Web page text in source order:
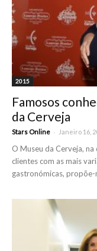
2015
Famosos
da Cerveja
Stars Online - Janeiro 16,
O Museu da Cerveja,
clientes com as mais
gastronómicas, propõe-